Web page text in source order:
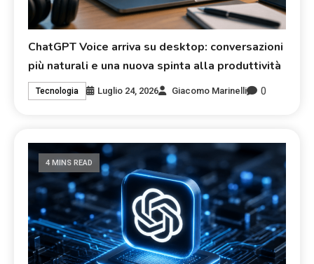
ChatGPT Voice arriva su desktop: conversazioni
più naturali e una nuova spinta alla produttività
Tecnologia Luglio 24, 2026 Giacomo Marinelli 0
4 MINS READ